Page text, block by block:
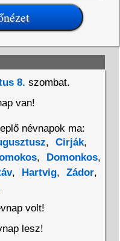
8. szombat.
van!
névnapok ma:
, Cirják,
, Domonkos,
, Hartvig, Zádor,
volt!
lesz!